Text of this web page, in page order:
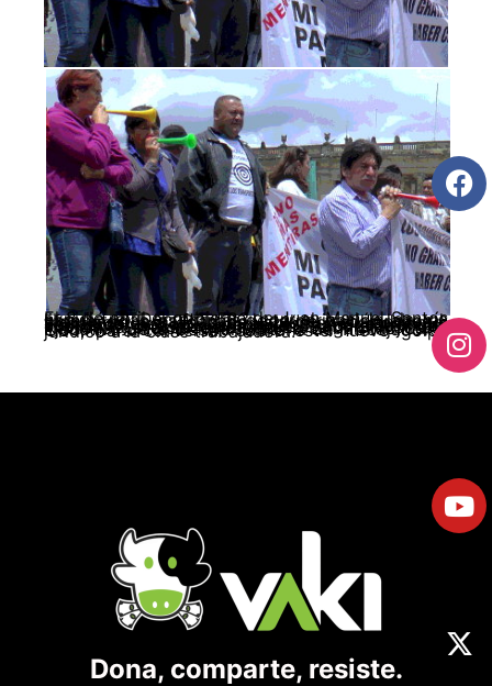
El 8 de abril el gobierno de Juan Manuel Santos expidió el Decreto 583 con el cual le da vía libre a todas las formas de tercerización laboral, afectando la calidad de vida de trabajadores y trabajadoras y de la población en su conjunto. La tercerización laboral es una estrategia adoptada por los empresarios para eliminar costos y responsablidades laborales, que implica la precarización del trabajo. El Instituto Nacional Sindical entrevistó a Edgar Mojica V, Ejecutivo de la Central Unitaria de Trabajadores CUT, para conversar sobre este nuevo golpe jurídico a la clase trabajadora.
Dona, comparte, resiste.